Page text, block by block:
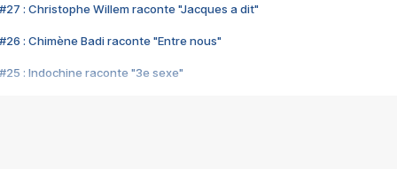
#27 : Christophe Willem raconte "Jacques a dit"
#26 : Chimène Badi raconte "Entre nous"
#25 : Indochine raconte "3e sexe"